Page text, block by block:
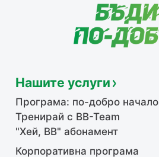
Нашите услуги
Програма: по-добро начало
Тренирай с BB-Team
"Хей, ВВ" абонамент
Корпоративна програма